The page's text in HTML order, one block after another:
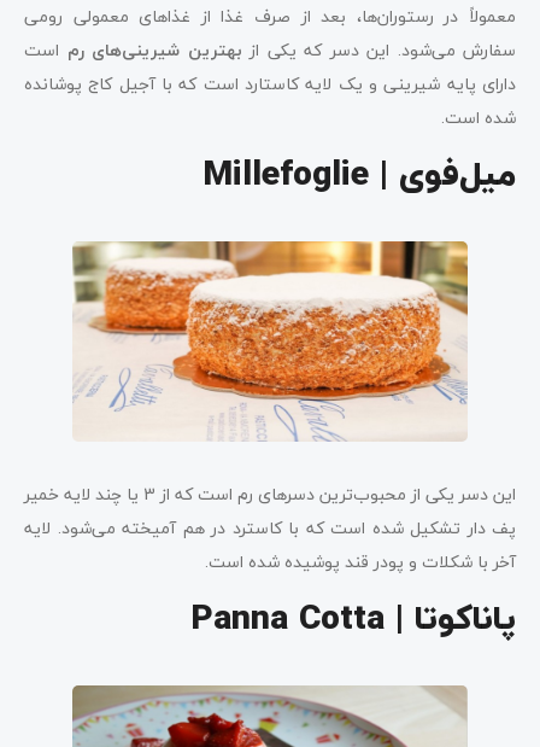
معمولاً در رستوران‌ها، بعد از صرف غذا از غذاهای معمولی رومی
سفارش می‌شود. این دسر که یکی از بهترین شیرینی‌های رم است
دارای پایه شیرینی و یک لایه کاستارد است که با آجیل کاج پوشانده
شده است.
میل‌فوی | Millefoglie
این دسر یکی از محبوب‌ترین دسرهای رم است که از 3 یا چند لایه خمیر
پف دار تشکیل شده است که با کاسترد در هم آمیخته می‌شود. لایه
آخر با شکلات و پودر قند پوشیده شده است.
پاناکوتا | Panna Cotta